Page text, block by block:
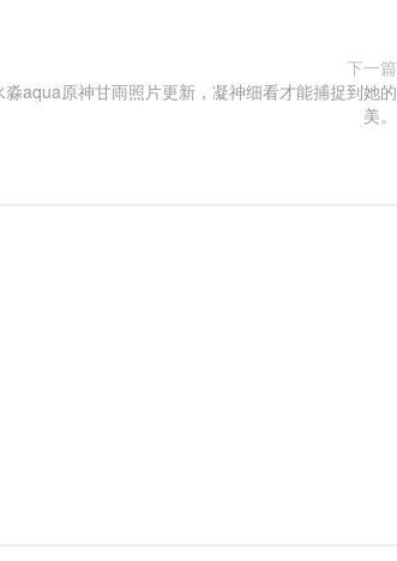
下一篇
淼aqua原神甘雨照片更新，凝神细看才能捕捉到她的
美。